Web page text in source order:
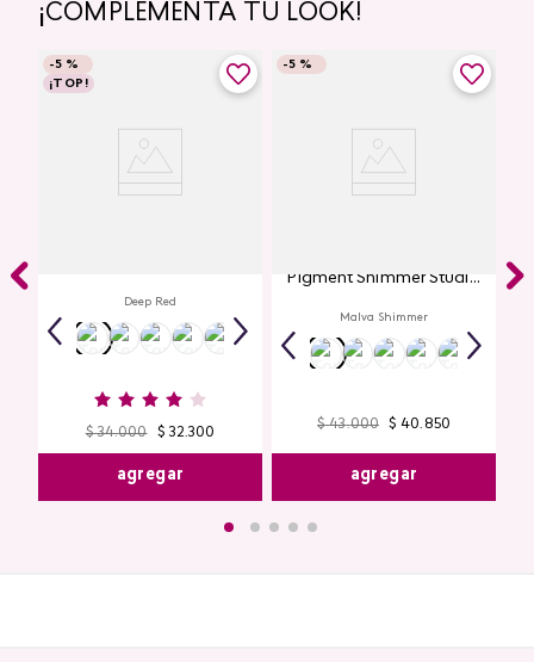
¡COMPLEMENTA TU LOOK!
-5 %
¡TOP!
Deep Red
$ 34.000 $ 32.300
agregar
-5 %
Pigment Shimmer Studio
Malva Shimmer
$ 43.000 $ 40. 850
agregar